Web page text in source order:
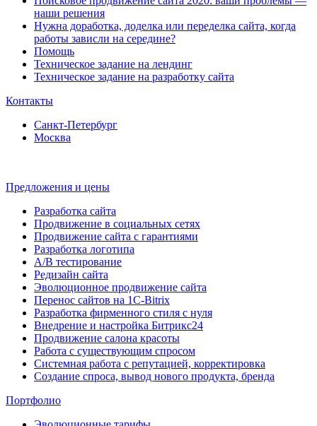
наши решения
Нужна доработка, доделка или переделка сайта, когда
работы зависли на середине?
Помощь
Техническое задание на лендинг
Техническое задание на разработку сайта
Контакты
Санкт-Петербург
Москва
Предложения и цены
Разработка сайта
Продвижение в социальных сетях
Продвижение сайта с гарантиями
Разработка логотипа
A/B тестирование
Редизайн сайта
Эволюционное продвижение сайта
Перенос сайтов на 1С-Bitrix
Разработка фирменного стиля с нуля
Внедрение и настройка Битрикс24
Продвижение салона красоты
Работа с существующим спросом
Системная работа с репутацией, корректировка
Создание спроса, вывод нового продукта, бренда
Портфолио